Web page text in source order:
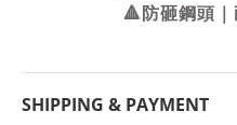
🔺防砸鋼頭
SHIPPING & PAYMENT